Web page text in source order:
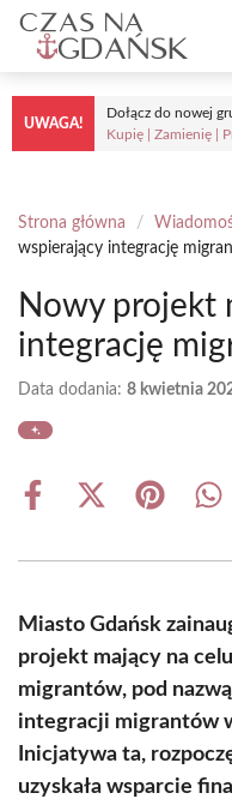
Przejdź
treści
UWAGA!
Dołącz do nowej
Kupię | Zamienię |
Strona główna /
wspierający integrację
Nowy projekt
integrację
Data dodania: 8 kwietnia
Share
Share
(Twitter)
Share
Miasto Gdańsk
projekt mający na
migrantów, pod
integracji migrantów
Inicjatywa ta,
uzyskała wsparcie